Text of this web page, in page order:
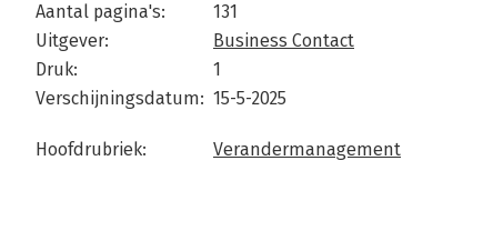
Aantal pagina's:
131
Uitgever:
Business Contact
Druk:
1
Verschijningsdatum: 15-5-2025
Hoofdrubriek: Verandermanagement